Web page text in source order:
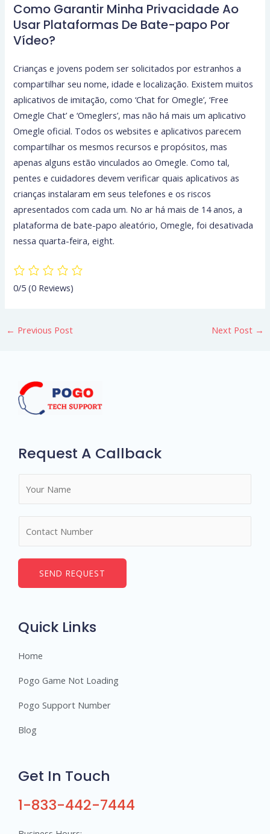
Como Garantir Minha Privacidade Ao
Usar Plataformas De Bate-papo Por
Vídeo?
Crianças e jovens podem ser solicitados por estranhos a
compartilhar seu nome, idade e localização. Existem muitos
aplicativos de imitação, como ‘Chat for Omegle’, ‘Free
Omegle Chat’ e ‘Omeglers’, mas não há mais um aplicativo
Omegle oficial. Todos os websites e aplicativos parecem
compartilhar os mesmos recursos e propósitos, mas
apenas alguns estão vinculados ao Omegle. Como tal,
pentes e cuidadores devem verificar quais aplicativos as
crianças instalaram em seus telefones e os riscos
apresentados com cada um. No ar há mais de 14 anos, a
plataforma de bate-papo aleatório, Omegle, foi desativada
nessa quarta-feira, eight.
0/5(0 Reviews)
← Previous Post Next Post →
Request A Callback
*
e
SEND REQUEST
Quick Links
Home
Pogo Game Not Loading
Pogo Support Number
Blog
Get In Touch
1-833-442-7444